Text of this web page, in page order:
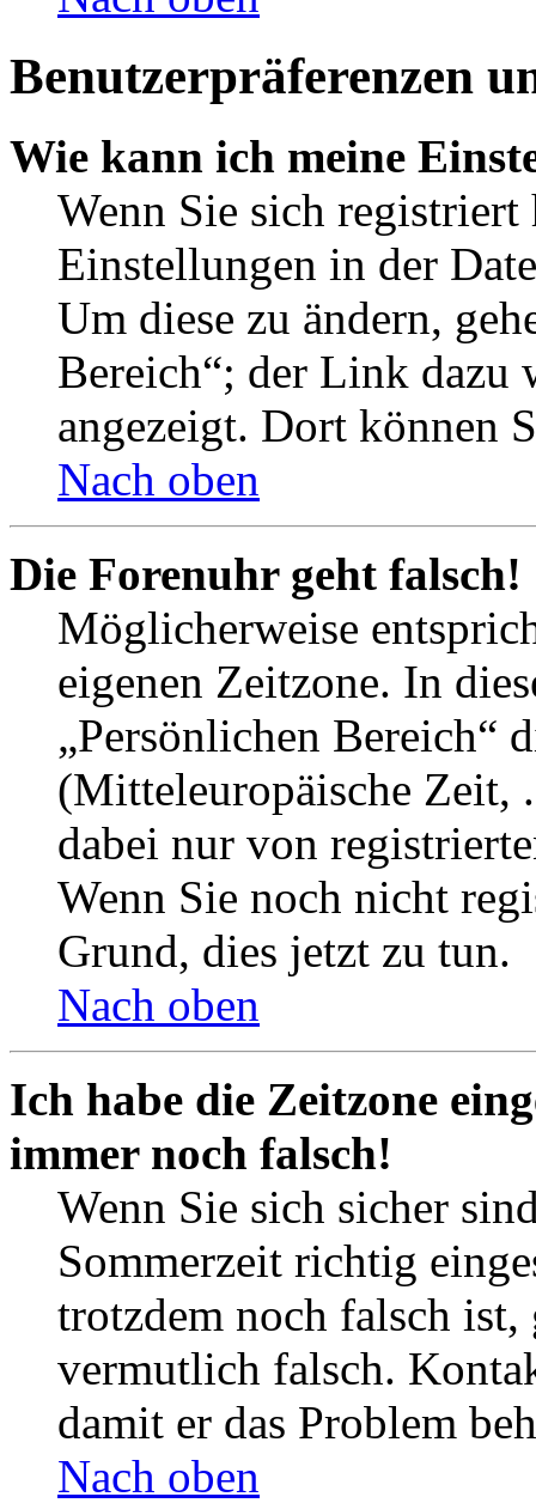
Benutzerpräferenzen
Wie kann ich meine
Wenn Sie sich
Einstellungen in der
Um diese zu ändern,
Bereich“; der Link dazu
angezeigt. Dort können
Nach oben
Die Forenuhr geht falsch!
Möglicherweise
eigenen Zeitzone. In
„Persönlichen Bereich“
(Mitteleuropäische Zeit,
dabei nur von
Wenn Sie noch nicht
Grund, dies jetzt zu tun.
Nach oben
Ich habe die Zeitzone
immer noch falsch!
Wenn Sie sich sicher
Sommerzeit richtig
trotzdem noch falsch ist,
vermutlich falsch.
damit er das Problem
Nach oben